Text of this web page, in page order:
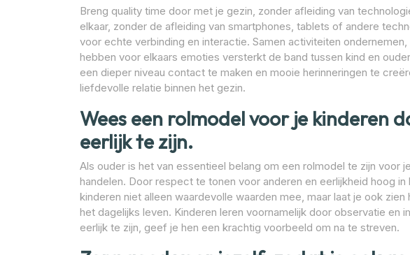
Breng quality time door met je gezin, zonder afleiding van
elkaar, zonder de afleiding van smartphones, tablets of andere
voor echte verbinding en interactie. Samen activiteiten
hebben voor elkaars emoties versterkt de band tussen kind en
een dieper niveau contact te maken en mooie herinneringen te
liefdevolle relatie binnen het gezin.
Wees een rolmodel voor je kinderen
eerlijk te zijn.
Als ouder is het van essentieel belang om een rolmodel te zijn voor
handelen. Door respect te tonen voor anderen en eerlijkheid hoog
kinderen niet alleen waardevolle waarden mee, maar laat je ook
het dagelijks leven. Kinderen leren voornamelijk door observatie en
eerlijk te zijn, geef je hen een krachtig voorbeeld om na te streven.